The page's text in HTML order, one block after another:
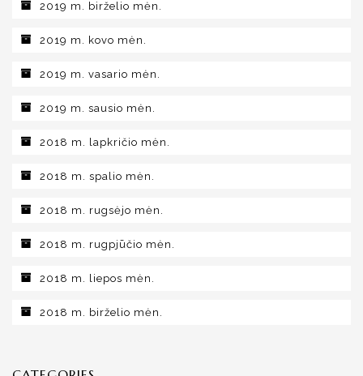
2019 m. birželio mėn.
2019 m. kovo mėn.
2019 m. vasario mėn.
2019 m. sausio mėn.
2018 m. lapkričio mėn.
2018 m. spalio mėn.
2018 m. rugsėjo mėn.
2018 m. rugpjūčio mėn.
2018 m. liepos mėn.
2018 m. birželio mėn.